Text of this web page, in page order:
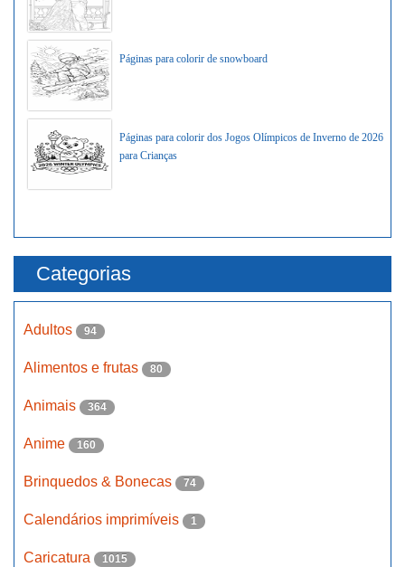
Páginas para colorir de snowboard
Páginas para colorir dos Jogos Olímpicos de Inverno de 2026
para Crianças
Categorias
Adultos 94
Alimentos e frutas 80
Animais 364
Anime 160
Brinquedos & Bonecas 74
Calendários imprimíveis 1
Caricatura 1015